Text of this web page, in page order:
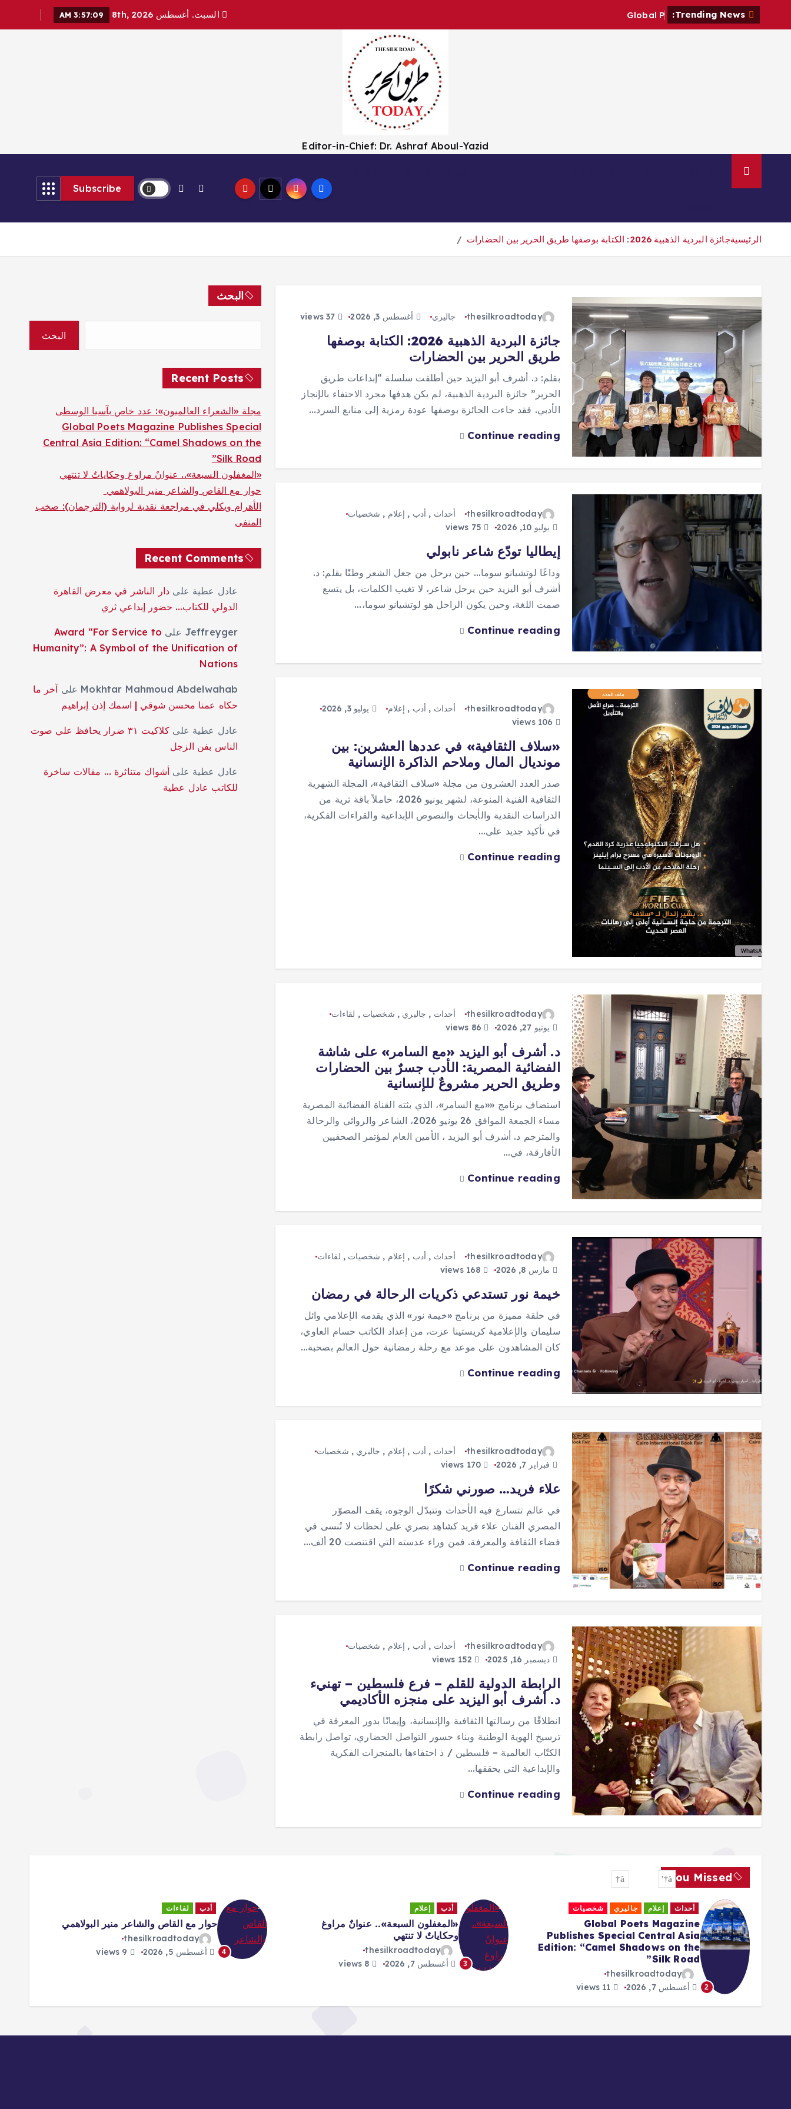
Poets M a السبت. أغسطس 8th, 2026 3:57:11 AM
Editor-in-Chief: Dr. Ashraf Aboul-Yazid
Subscribe
الرئيسيةجائزة البردية الذهبية 2026: الكتابة بوصفها طريق الحرير بين الحضارات
thesilkroadtoday جاليري أغسطس 3, 2026
جائزة البردية الذهبية 2026: الكتابة بوصفها
طريق الحرير بين الحضارات
بقلم: د. أشرف أبو اليزيد حين أطلقت سلسلة “إبداعات طريق
الحرير” جائزة البردية الذهبية، لم يكن هدفها مجرد الاحتفاء بالإنجاز
الأدبي. فقد جاءت الجائزة بوصفها عودة رمزية إلى منابع السرد…
Continue reading
thesilkroadtoday أحداث , أدب , إعلام , شخصيات
يوليو 10, 2026
إيطاليا تودّع شاعر نابولي
وداعًا لوتشيانو سوما… حين يرحل من جعل الشعر وطنًا بقلم: د.
أشرف أبو اليزيد حين يرحل شاعر، لا تغيب الكلمات، بل يتسع
صمت اللغة. وحين يكون الراحل هو لوتشيانو سوما،…
Continue reading
thesilkroadtoday أحداث , أدب , إعلام
يوليو 3, 2026
«سلاف الثقافية» في عددها العشرين: بين
مونديال المال وملاحم الذاكرة الإنسانية
صدر العدد العشرون من مجلة «سلاف الثقافية»، المجلة الشهرية
الثقافية الفنية المنوعة، لشهر يونيو 2026، حاملاً باقة ثرية من
الدراسات النقدية والأبحاث والنصوص الإبداعية والقراءات الفكرية،
في تأكيد جديد على…
Continue reading
thesilkroadtoday أحداث , جاليري , شخصيات , لقاءات
يونيو 27, 2026
د. أشرف أبو اليزيد «مع السامر» على شاشة
الفضائية المصرية: الأدب جسرٌ بين الحضارات
وطريق الحرير مشروعٌ للإنسانية
استضاف برنامج ««مع السامر»، الذي بثته القناة الفضائية المصرية
مساء الجمعة الموافق 26 يونيو 2026، الشاعر والروائي والرحالة
والمترجم د. أشرف أبو اليزيد ، الأمين العام لمؤتمر الصحفيين
الأفارقة، في…
Continue reading
thesilkroadtoday أحداث , أدب , إعلام , شخصيات , لقاءات
مارس 8, 2026
خيمة نور تستدعي ذكريات الرحالة في رمضان
في حلقة مميزة من برنامج «خيمة نور» الذي يقدمه الإعلامي وائل
سليمان والإعلامية كريستينا عزت، من إعداد الكاتب حسام العاوي،
كان المشاهدون على موعد مع رحلة رمضانية حول العالم بصحبة…
Continue reading
thesilkroadtoday أحداث , أدب , إعلام , جاليري , شخصيات
فبراير 7, 2026
علاء فريد… صورني شكرًا
في عالم تتسارع فيه الأحداث وتتبدّل الوجوه، يقف المصوّر
المصري الفنان علاء فريد كشاهِد بصري على لحظات لا تُنسى في
فضاء الثقافة والمعرفة. فمن وراء عدسته التي اقتنصت 20 ألف…
Continue reading
thesilkroadtoday أحداث , أدب , إعلام , شخصيات
ديسمبر 16, 2025
الرابطة الدولية للقلم – فرع فلسطين – تهنيء
د. أشرف أبو اليزيد على منجزه الأكاديمي
انطلاقًا من رسالتها الثقافية والإنسانية، وإيمانًا بدور المعرفة في
ترسيخ الهوية الوطنية وبناء جسور التواصل الحضاري، تواصل رابطة
الكتّاب العالمية – فلسطين / ذ احتفاءها بالمنجزات الفكرية
والإبداعية التي يحققها…
Continue reading
البحث
البحث
Recent Posts
مجلة «الشعراء العالميون»: عدد خاص بآسيا الوسطى
Global Poets Magazine Publishes Special
Central Asia Edition: “Camel Shadows on the
Silk Road”
«المغفلون السبعة».. عنوانٌ مراوغ وحكاياتٌ لا تنتهي
حوار مع القاص والشاعر منير البولاهمي
الأهرام ويكلي في مراجعة نقدية لرواية (الترجمان): صخب
المنفى
Recent Comments
عادل عطية على دار الناشر في معرض القاهرة
الدولي للكتاب… حضور إبداعي ثري
Jeffreyger على Award “For Service to
Humanity”: A Symbol of the Unification of
Nations
Mokhtar Mahmoud Abdelwahab على آخر ما
حكاه عمنا محسن شوقي | اسمك إذن إبراهيم
عادل عطية على
كلاكيت ٣١ ضرار يحافظ علي صوت
الناس بفن الزجل
عادل عطية على أشواك متناثرة … مقالات ساخرة
للكاتب عادل عطية
You Missed
2
أحداث إعلام جاليري شخصيات
Global Poets Magazine
Publishes Special Central Asia
Edition: “Camel Shadows on the
Silk Road”
thesilkroadtoday
أغسطس 7, 2026
3
أدب إعلام
«المغفلون السبعة».. عنوانٌ مراوغ
وحكاياتٌ لا تنتهي
thesilkroadtoday
أغسطس 7, 2026
4
أدب لقاءات
حوار مع القاص والشاعر منير البولاهمي
thesilkroadtoday
أغسطس 5, 2026